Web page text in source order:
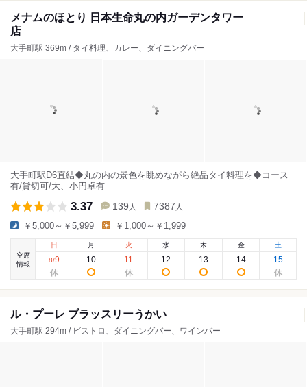
メナムのほとり 日本生命丸の内ガーデンタワー
店
大手町駅 369m / タイ料理、カレー、ダイニングバー
大手町駅D6直結◆丸の内の景色を眺めながら絶品タイ料理を◆コース
有/貸切可/大、小円卓有
3.37 139 人 7387 人
￥5,000～￥5,999 ￥1,000～￥1,999
空席
情報
日
8/9
月
10
火
11
水
12
木
13
金
14
土
15
ル・プーレ ブラッスリーうかい
大手町駅 294m / ビストロ、ダイニングバー、ワインバー